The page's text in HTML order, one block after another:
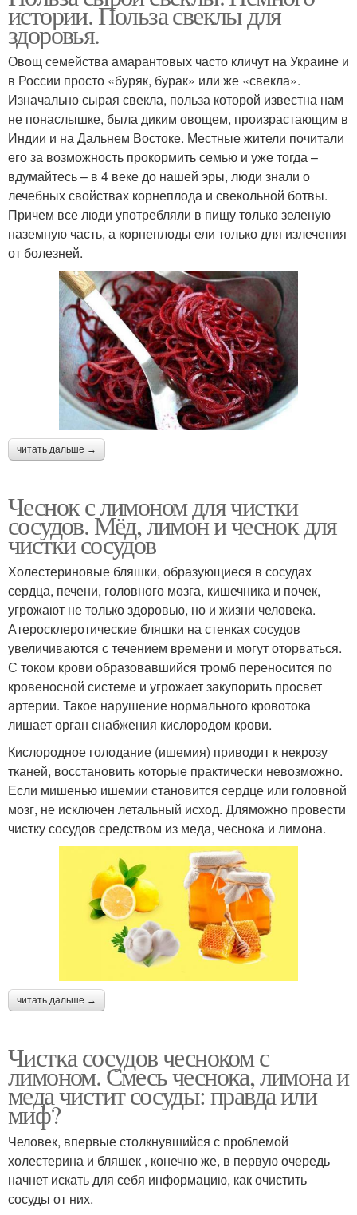
истории. Польза свеклы для
здоровья.
Овощ семейства амарантовых часто кличут на Украине и
в России просто «буряк, бурак» или же «свекла».
Изначально сырая свекла, польза которой известна нам
не понаслышке, была диким овощем, произрастающим в
Индии и на Дальнем Востоке. Местные жители почитали
его за возможность прокормить семью и уже тогда –
вдумайтесь – в 4 веке до нашей эры, люди знали о
лечебных свойствах корнеплода и свекольной ботвы.
Причем все люди употребляли в пищу только зеленую
наземную часть, а корнеплоды ели только для излечения
от болезней.
читать дальше →
Чеснок с лимоном для чистки
сосудов. Мёд, лимон и чеснок для
чистки сосудов
Холестериновые бляшки, образующиеся в сосудах
сердца, печени, головного мозга, кишечника и почек,
угрожают не только здоровью, но и жизни человека.
Атеросклеротические бляшки на стенках сосудов
увеличиваются с течением времени и могут оторваться.
С током крови образовавшийся тромб переносится по
кровеносной системе и угрожает закупорить просвет
артерии. Такое нарушение нормального кровотока
лишает орган снабжения кислородом крови.
Кислородное голодание (ишемия) приводит к некрозу
тканей, восстановить которые практически невозможно.
Если мишенью ишемии становится сердце или головной
мозг, не исключен летальный исход. Дляможно провести
чистку сосудов средством из меда, чеснока и лимона.
читать дальше →
Чистка сосудов чесноком с
лимоном. Смесь чеснока, лимона и
меда чистит сосуды: правда или
миф?
Человек, впервые столкнувшийся с проблемой
холестерина и бляшек , конечно же, в первую очередь
начнет искать для себя информацию, как очистить
сосуды от них.